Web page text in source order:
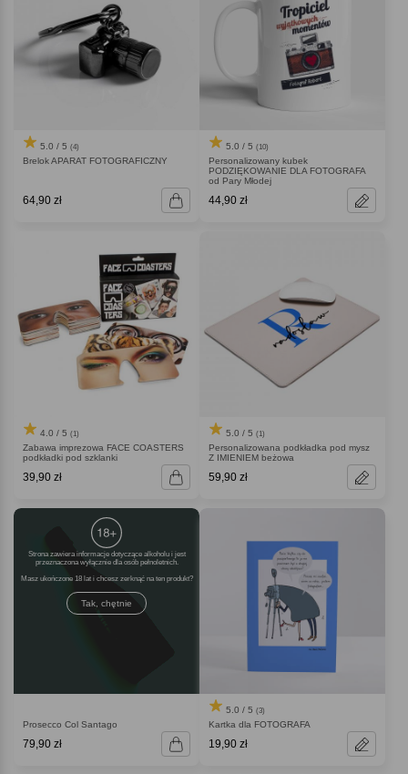
5.0 / 5 (4)
Brelok APARAT FOTOGRAFICZNY
64,90 zł
5.0 / 5 (10)
Personalizowany kubek
PODZIĘKOWANIE DLA FOTOGRAFA
od Pary Młodej
44,90 zł
4.0 / 5 (1)
Zabawa imprezowa FACE COASTERS
podkładki pod szklanki
39,90 zł
5.0 / 5 (1)
Personalizowana podkładka pod mysz
Z IMIENIEM beżowa
59,90 zł
Strona zawiera informacje dotyczące alkoholu i jest
przeznaczona wyłącznie dla osób pełnoletnich.
Masz ukończone 18 lat i chcesz zerknąć na ten produkt
Tak, chętnie
Prosecco Col Santago
79,90 zł
5.0 / 5 (3)
Kartka dla FOTOGRAFA
19,90 zł